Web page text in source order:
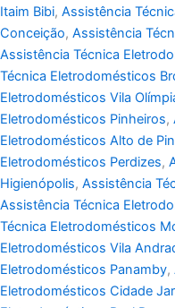
Itaim Bibi, Assistência
Conceição, Assistência
Assistência Técnica
Técnica Eletrodomésticos
Eletrodomésticos Vila
Eletrodomésticos Pinheiros,
Eletrodomésticos Alto de
Eletrodomésticos Perdizes,
Higienópolis, Assistência
Assistência Técnica
Técnica Eletrodomésticos
Eletrodomésticos Vila
Eletrodomésticos Panamby,
Eletrodomésticos Cidade